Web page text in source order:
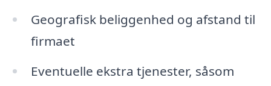
Geografisk beliggenhed og afstand til
firmaet
Eventuelle ekstra tjenester, såsom